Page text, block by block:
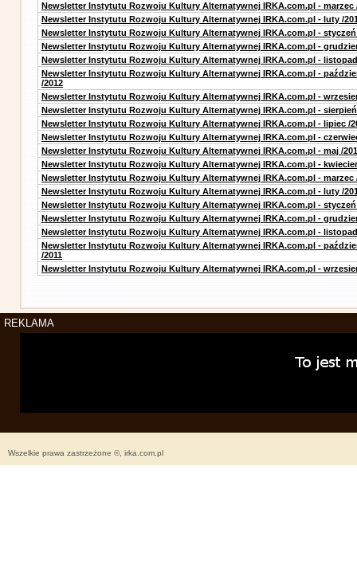
Newsletter Instytutu Rozwoju Kultury Alternatywnej IRKA.com.pl - marzec
Newsletter Instytutu Rozwoju Kultury Alternatywnej IRKA.com.pl - luty /
Newsletter Instytutu Rozwoju Kultury Alternatywnej IRKA.com.pl - styczeń
Newsletter Instytutu Rozwoju Kultury Alternatywnej IRKA.com.pl -
Newsletter Instytutu Rozwoju Kultury Alternatywnej IRKA.com.pl - listopad
Newsletter Instytutu Rozwoju Kultury Alternatywnej IRKA.com.pl -
/2012
Newsletter Instytutu Rozwoju Kultury Alternatywnej IRKA.com.pl -
Newsletter Instytutu Rozwoju Kultury Alternatywnej IRKA.com.pl - sierpień
Newsletter Instytutu Rozwoju Kultury Alternatywnej IRKA.com.pl - lipiec /
Newsletter Instytutu Rozwoju Kultury Alternatywnej IRKA.com.pl -
Newsletter Instytutu Rozwoju Kultury Alternatywnej IRKA.com.pl - maj /
Newsletter Instytutu Rozwoju Kultury Alternatywnej IRKA.com.pl -
Newsletter Instytutu Rozwoju Kultury Alternatywnej IRKA.com.pl - marzec
Newsletter Instytutu Rozwoju Kultury Alternatywnej IRKA.com.pl - luty /
Newsletter Instytutu Rozwoju Kultury Alternatywnej IRKA.com.pl - styczeń
Newsletter Instytutu Rozwoju Kultury Alternatywnej IRKA.com.pl -
Newsletter Instytutu Rozwoju Kultury Alternatywnej IRKA.com.pl - listopad
Newsletter Instytutu Rozwoju Kultury Alternatywnej IRKA.com.pl -
/2011
Newsletter Instytutu Rozwoju Kultury Alternatywnej IRKA.com.pl -
REKLAMA
Wszelkie prawa zastrzeżone ©, irka.com.pl